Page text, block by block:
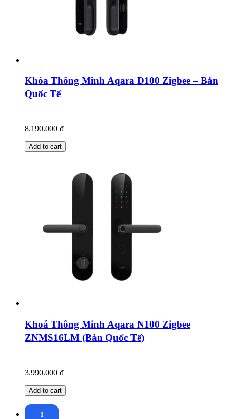
Khóa Thông Minh Aqara D100 Zigbee – Bản
Quốc Tế
8.190.000 ₫
Add to cart
Khoá Thông Minh Aqara N100 Zigbee
ZNMS16LM (Bản Quốc Tế)
3.990.000 ₫
Add to cart
1